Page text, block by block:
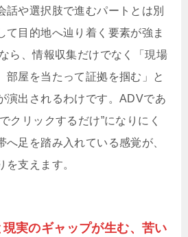
話や選択肢で進むパートとは別
て目的地へ辿り着く要素が強ま
ら、情報収集だけでなく「現場
部屋を当たって証拠を掴む」と
演出されるわけです。ADVであ
クリックするだけ”になりにく
へ足を踏み入れている感覚が、
支えます。
実のギャップが生む、苦い